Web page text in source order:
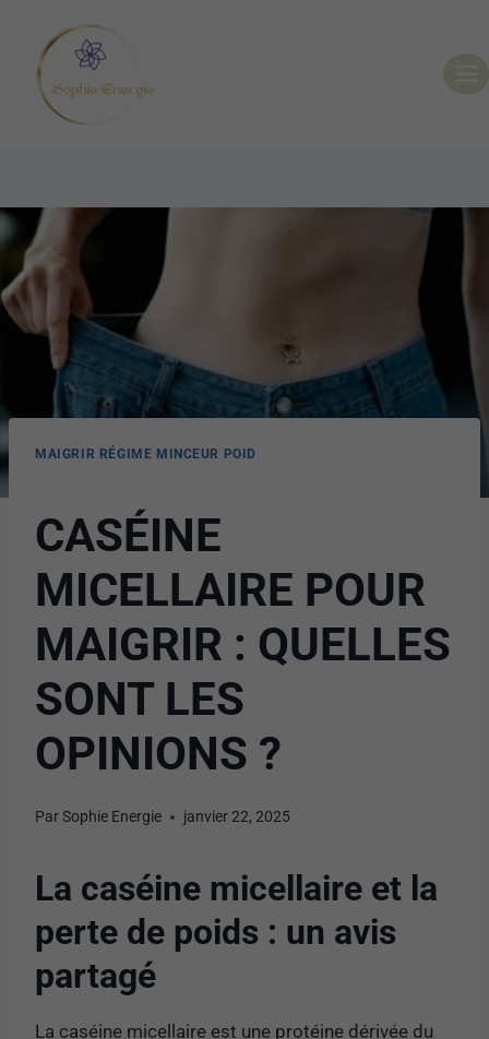
MAIGRIR RÉGIME MINCEUR POID
CASÉINE
MICELLAIRE POUR
MAIGRIR : QUELLES
SONT LES
OPINIONS ?
ParSophie Energie janvier 22, 2025
La caséine micellaire et la
perte de poids : un avis
partagé
La caséine micellaire est une protéine dérivée du